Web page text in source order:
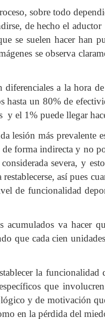
sobre todo
de hecho el
se suelen hacer han
se observa
a la hora
hasta un 80% de
el 1% puede llegar
lesión más prevalente
forma indirecta y no
severa, y
así pues
de funcionalidad
va hacer
que cada cien
la funcionalidad
que
y de motivación
en la pérdida del